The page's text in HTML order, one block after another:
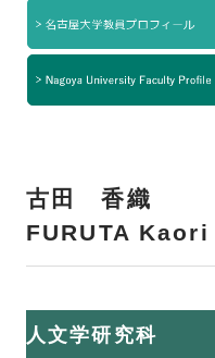
古田 香織
FURUTA Kaori
人文学研究科